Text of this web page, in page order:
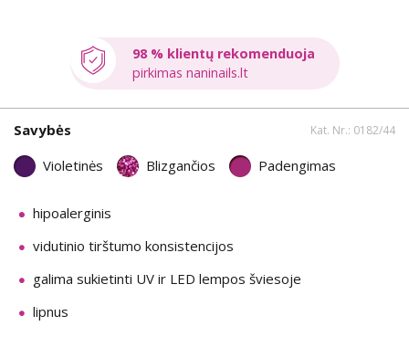
98 % klientų rekomenduoja
pirkimas naninails.lt
Savybės Kat. Nr.: 0182/44
Violetinės Blizgančios Padengimas
hipoalerginis
vidutinio tirštumo konsistencijos
galima sukietinti UV ir LED lempos šviesoje
lipnus